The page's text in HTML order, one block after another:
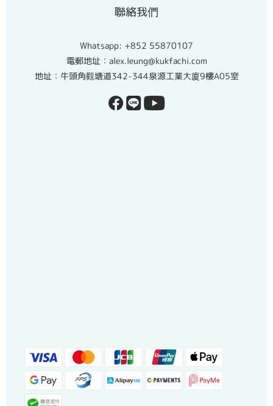
聯絡我們
Whatsapp: +852 55870107
電郵地址：alex.leung@kukfachi.com
地址：牛頭角觀塘道342-344泉源工業大廈9樓A05室